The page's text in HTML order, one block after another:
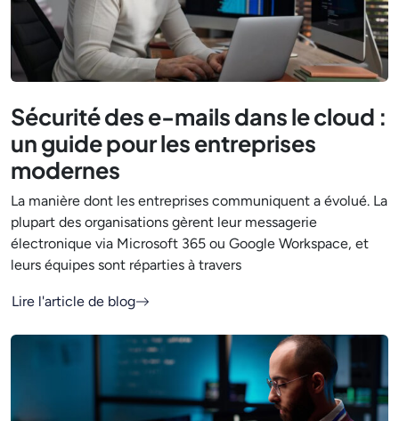
Sécurité des e-mails dans le cloud :
un guide pour les entreprises
modernes
La manière dont les entreprises communiquent a évolué. La
plupart des organisations gèrent leur messagerie
électronique via Microsoft 365 ou Google Workspace, et
leurs équipes sont réparties à travers
Lire l'article de blog